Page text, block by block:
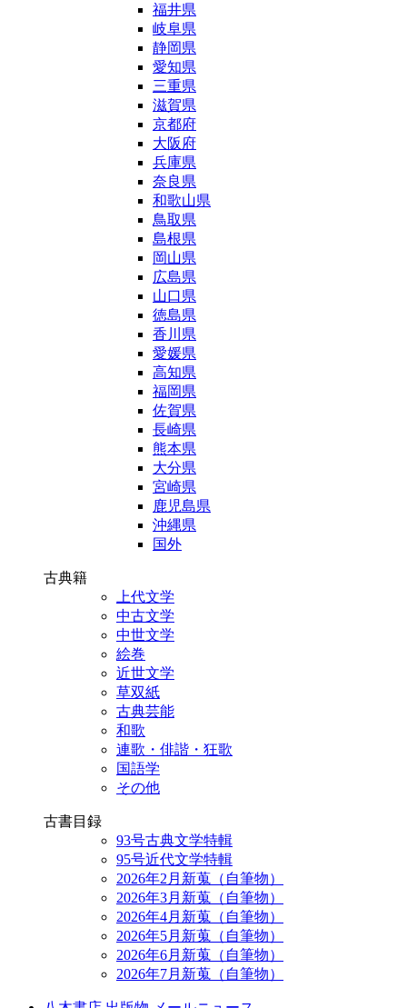
福井県
岐阜県
静岡県
愛知県
三重県
滋賀県
京都府
大阪府
兵庫県
奈良県
和歌山県
鳥取県
島根県
岡山県
広島県
山口県
徳島県
香川県
愛媛県
高知県
福岡県
佐賀県
長崎県
熊本県
大分県
宮崎県
鹿児島県
沖縄県
国外
古典籍
上代文学
中古文学
中世文学
絵巻
近世文学
草双紙
古典芸能
和歌
連歌・俳諧・狂歌
国語学
その他
古書目録
93号古典文学特輯
95号近代文学特輯
2026年2月新蒐（自筆物）
2026年3月新蒐（自筆物）
2026年4月新蒐（自筆物）
2026年5月新蒐（自筆物）
2026年6月新蒐（自筆物）
2026年7月新蒐（自筆物）